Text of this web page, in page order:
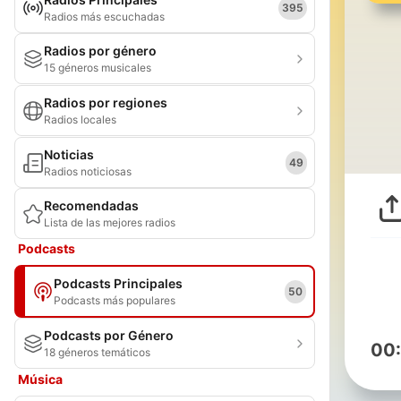
Radios más escuchadas
395
Radios por género
15 géneros musicales
Radios por regiones
Radios locales
Noticias
Radios noticiosas
49
Recomendadas
Lista de las mejores radios
Podcasts
Podcasts Principales
Podcasts más populares
50
Podcasts por Género
18 géneros temáticos
Música